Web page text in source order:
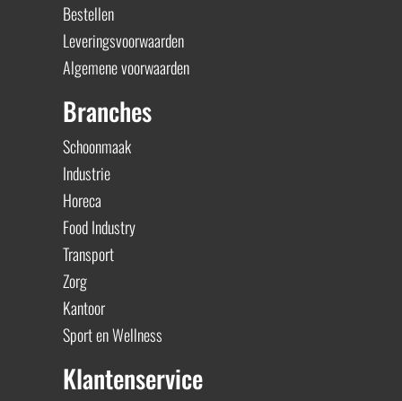
Bestellen
Leveringsvoorwaarden
Algemene voorwaarden
Branches
Schoonmaak
Industrie
Horeca
Food Industry
Transport
Zorg
Kantoor
Sport en Wellness
Klantenservice